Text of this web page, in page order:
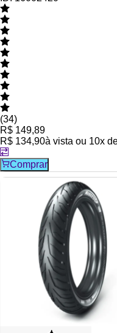
(34)
R$ 149,89
R$ 134,90à vista ou 10x
Comprar